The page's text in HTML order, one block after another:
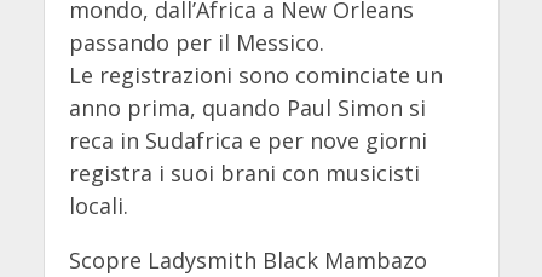
mondo, dall’Africa a New Orleans
passando per il Messico.
Le registrazioni sono cominciate un
anno prima, quando Paul Simon si
reca in Sudafrica e per nove giorni
registra i suoi brani con musicisti
locali.
Scopre Ladysmith Black Mambazo